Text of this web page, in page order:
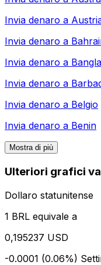
Invia denaro a
Invia denaro a
Invia denaro a
Invia denaro a
Invia denaro a Belgio
Invia denaro a Benin
Mostra di più
Ulteriori grafici
Dollaro statunitense
1 BRL equivale a
0,195237 USD
-0.0001 (0.06%)